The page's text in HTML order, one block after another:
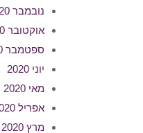
נובמבר 2020
אוקטובר 2020
ספטמבר 2020
יוני 2020
מאי 2020
אפריל 2020
מרץ 2020